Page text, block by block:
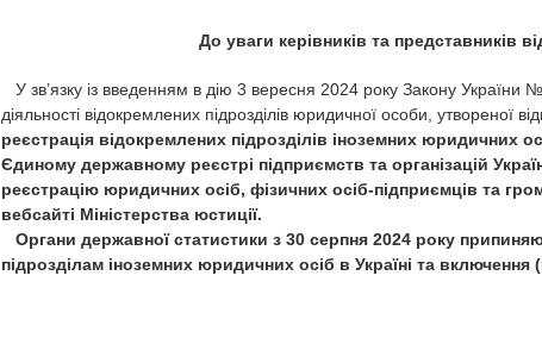
До уваги керівників та представників
У зв’язку із введенням в дію 3 вересня 2024 року Закону
діяльності відокремлених підрозділів юридичної особи, утвореної
реєстрація відокремлених підрозділів іноземних юридичних
Єдиному державному реєстрі підприємств та організацій
реєстрацію юридичних осіб, фізичних осіб-підприємців та
вебсайті Міністерства юстиції.
Органи державної статистики з 30 серпня 2024 року
підрозділам іноземних юридичних осіб в Україні та